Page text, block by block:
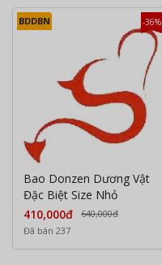
-36%
BDDBN
Bao Donzen Dương Vật
Đặc Biệt Size Nhỏ
410,000đ
640,000đ
Đã bán 237